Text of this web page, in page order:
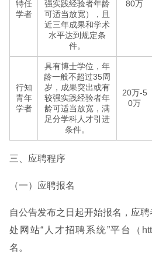
特任
学者
强实践经验者年龄
可适当放宽），且
近三年成果和学术
水平达到规定条
件。
80万
行知
青年
学者
具有博士学位，年
龄一般不超过35周
岁，成果突出或有
较强实践经验者年
龄可适当放宽，满
足分学科人才引进
条件。
20万-5
0万
三、应聘程序
（一）应聘报名
自公告发布之日起开始报名，应
处网站“人才招聘系统”平台（
名。